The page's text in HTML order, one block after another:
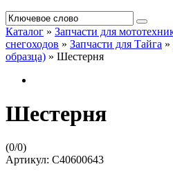
Каталог » Запчасти для
снегоходов » Запчасти для Тайга »
образца) » Шестерня
Шестерня
(0/0)
Артикул: C40600643